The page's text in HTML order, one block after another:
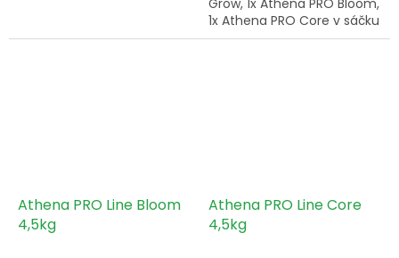
Grow, 1x Athena PRO Bloom,
1x Athena PRO Core v sáčku
po 0,9 kg a 3 samostatné
Athena PRO Line Bloom
4,5kg
Athena PRO Line Core
4,5kg